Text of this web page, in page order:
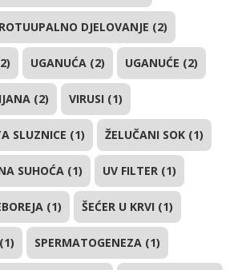
DJELOVANJE (2)
UGANUĆA (2) UGANUĆE (2)
(2) VIRUSI (1)
SLUZNICE (1) ŽELUČANI SOK (1)
SUHOĆA (1) UV FILTER (1)
(1) ŠEĆER U KRVI (1)
SPERMATOGENEZA (1)